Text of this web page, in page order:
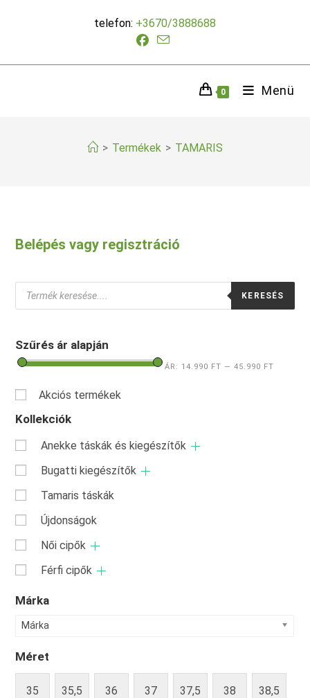
telefon: +3670/3888688
0 Menü
> Termékek > TAMARIS
Belépés vagy regisztráció
Products
search
KERESÉS
Szűrés ár alapján
ÁR: 14.990 FT —45.990 FT
Akciós termékek
Kollekciók
Anekke táskák és kiegészítők
Bugatti kiegészítők
Tamaris táskák
Újdonságok
Női cipők
Férfi cipők
Márka
Márka
Méret
35 35,5 36 37 37,5 38 38,5